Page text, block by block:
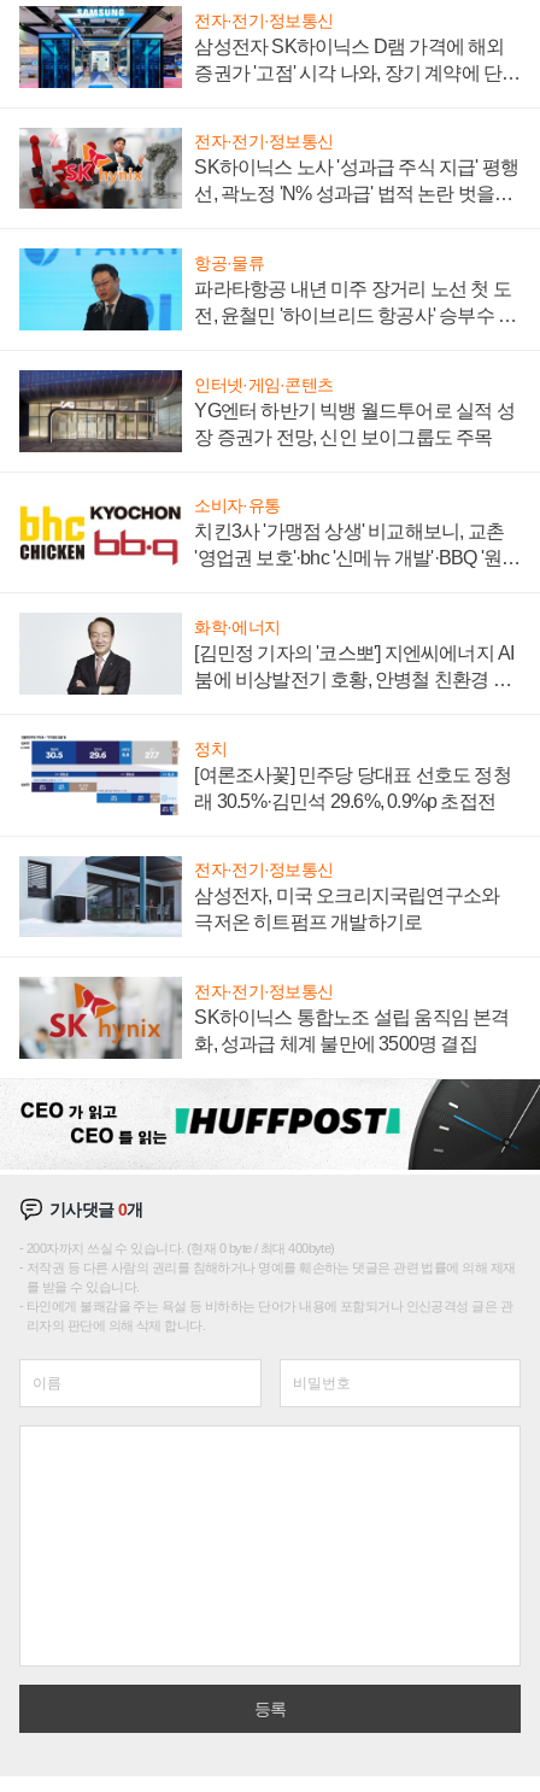
전자·전기·정보통신
삼성전자 SK하이닉스 D램 가격에 해외
증권가 '고점' 시각 나와, 장기 계약에 단점
전자·전기·정보통신
SK하이닉스 노사 '성과급 주식 지급' 평행
선, 곽노정 'N% 성과급' 법적 논란 벗을지
항공·물류
파라타항공 내년 미주 장거리 노선 첫 도
전, 윤철민 '하이브리드 항공사' 승부수 통
인터넷·게임·콘텐츠
YG엔터 하반기 빅뱅 월드투어로 실적 성
장 증권가 전망, 신인 보이그룹도 주목
소비자·유통
치킨3사 '가맹점 상생' 비교해보니, 교촌
'영업권 보호'·bhc '신메뉴 개발'·BBQ '원가
화학·에너지
[김민정 기자의 '코스뽀'] 지엔씨에너지 AI
붐에 비상발전기 호황, 안병철 친환경 에
정치
[여론조사꽃] 민주당 당대표 선호도 정청
래 30.5%·김민석 29.6%, 0.9%p 초접전
전자·전기·정보통신
삼성전자, 미국 오크리지국립연구소와
극저온 히트펌프 개발하기로
전자·전기·정보통신
SK하이닉스 통합노조 설립 움직임 본격
화, 성과급 체계 불만에 3500명 결집
기사댓글0개
200자까지 쓰실 수 있습니다. (현재 0 byte / 최대 400byte)
저작권 등 다른 사람의 권리를 침해하거나 명예를 훼손하는 댓글은 관련 법률에 의해 제재
를 받을 수 있습니다.
타인에게 불쾌감을 주는 욕설 등 비하하는 단어가 내용에 포함되거나 인신공격성 글은 관
리자의 판단에 의해 삭제 합니다.